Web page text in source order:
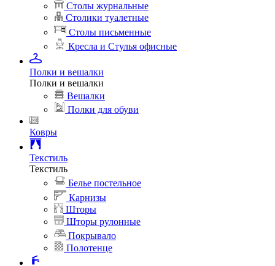
Столы журнальные
Столики туалетные
Столы письменные
Кресла и Стулья офисные
Полки и вешалки
Полки и вешалки
Вешалки
Полки для обуви
Ковры
Текстиль
Текстиль
Белье постельное
Карнизы
Шторы
Шторы рулонные
Покрывало
Полотенце